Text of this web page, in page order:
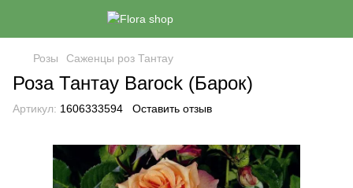
Розы Саженцы роз Тантау
Роза Тантау Barock (Барок)
Артикул: 1606333594 Оставить отзыв